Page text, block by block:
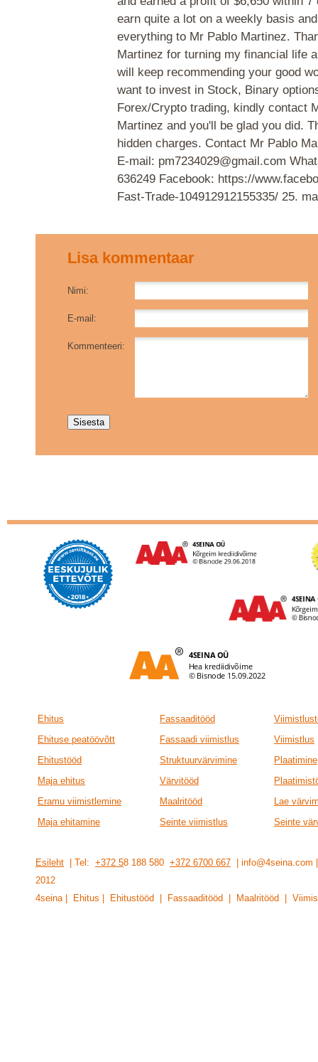
earn quite a lot on a weekly basis
everything to Mr Pablo Martinez.
Martinez for turning my financial life
will keep recommending your good
want to invest in Stock, Binary
Forex/Crypto trading, kindly contact
Martinez and you'll be glad you did.
hidden charges. Contact Mr Pablo
E-mail: pm7234029@gmail.com
636249 Facebook: https://
Fast-Trade-104912912155335/ 25.
Lisa kommentaar
Nimi:
E-mail:
Kommenteeri:
Ehitus Fassaaditööd
Ehituse peatöövõtt
Fassaadi viimistlus
Viimistlus
Ehitustööd
Struktuurvärvimine
Plaatimine
Maja ehitus
Värvitööd
Eramu viimistlemine
Maalritööd
Lae
Maja ehitamine
Seinte viimistlus Seinte
Esileht | Tel: +372 58 188 580 +372 6700 667 |
201 2
4seina | Ehitus | Ehitustööd | Fassaaditööd | Maalritööd |